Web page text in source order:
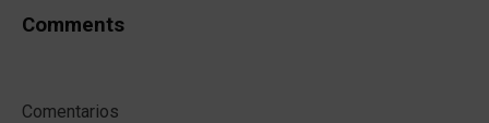
Comments
Comentarios